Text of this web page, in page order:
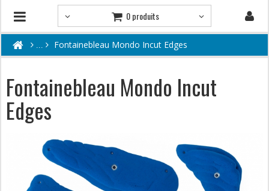
0 produits
Fontainebleau Mondo Incut Edges
Fontainebleau Mondo Incut
Edges